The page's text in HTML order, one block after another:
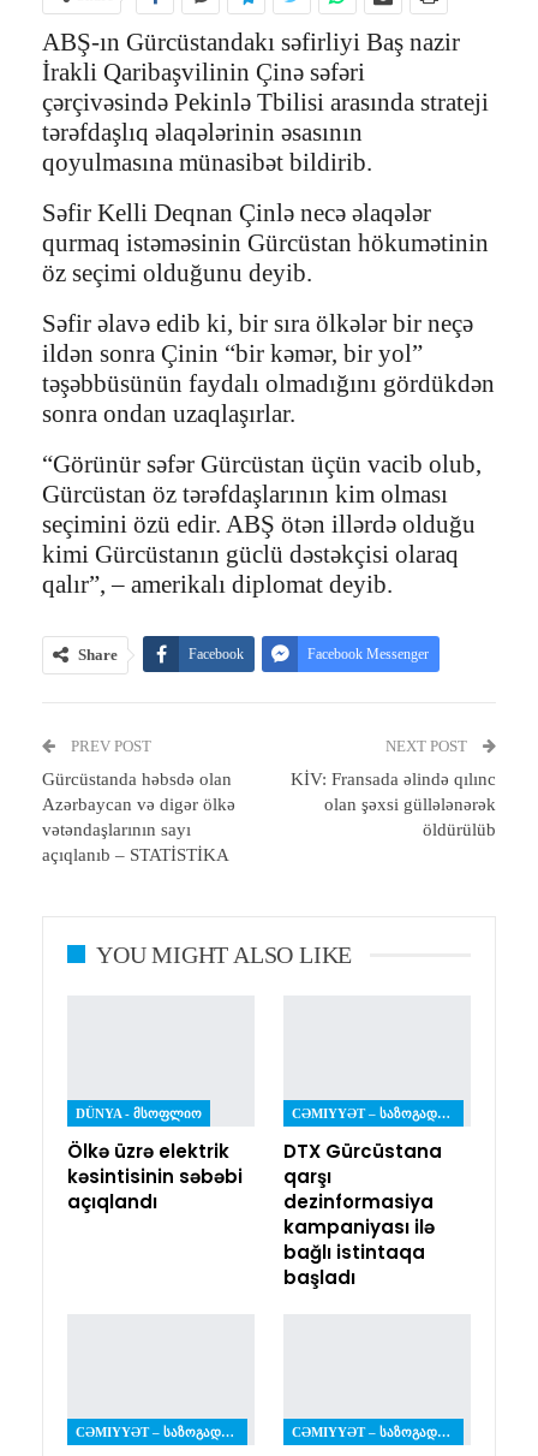
ABŞ-ın Gürcüstandakı səfirliyi Baş nazir
İrakli Qaribaşvilinin Çinə səfəri
çərçivəsində Pekinlə Tbilisi arasında strateji
tərəfdaşlıq əlaqələrinin əsasının
qoyulmasına münasibət bildirib.
Səfir Kelli Deqnan Çinlə necə əlaqələr
qurmaq istəməsinin Gürcüstan hökumətinin
öz seçimi olduğunu deyib.
Səfir əlavə edib ki, bir sıra ölkələr bir neçə
ildən sonra Çinin “bir kəmər, bir yol”
təşəbbüsünün faydalı olmadığını gördükdən
sonra ondan uzaqlaşırlar.
“Görünür səfər Gürcüstan üçün vacib olub,
Gürcüstan öz tərəfdaşlarının kim olması
seçimini özü edir. ABŞ ötən illərdə olduğu
kimi Gürcüstanın güclü dəstəkçisi olaraq
qalır”, – amerikalı diplomat deyib.
Share Facebook Facebook Messenger
Email
PREV POST
Gürcüstanda həbsdə olan
Azərbaycan və digər ölkə
vətəndaşlarının sayı
açıqlanıb – STATİSTİKA
NEXT POST
KİV: Fransada əlində qılınc
olan şəxsi güllələnərək
öldürülüb
YOU MIGHT ALSO LIKE
DÜNYA - ᲛᲡᲝᲤᲚᲘᲝ
Ölkə üzrə elektrik
kəsintisinin səbəbi
açıqlandı
CƏMIYYƏT – ᲡᲐᲖᲝᲒᲐᲓᲝᲔᲑᲐ
DTX Gürcüstana
qarşı
dezinformasiya
kampaniyası ilə
bağlı istintaqa
başladı
CƏMIYYƏT – ᲡᲐᲖᲝᲒᲐᲓᲝᲔᲑᲐ CƏMIYYƏT – ᲡᲐᲖᲝᲒᲐᲓᲝᲔᲑᲐ